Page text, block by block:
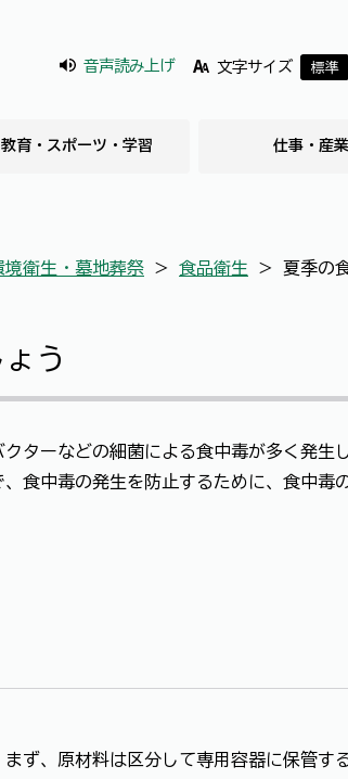
音声読み上げ 文字サイズ 標準
教育・スポーツ・学習 仕事・産業
境衛生・墓地葬祭 ＞ 食品衛生 ＞ 夏季の
う
ターなどの細菌による食中毒が多く発生
食中毒の発生を防止するために、食中毒
ず、原材料は区分して専用容器に保管す